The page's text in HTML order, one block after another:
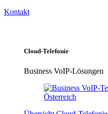
Kontakt
Cloud-Telefonie
Business VoIP-Lösungen